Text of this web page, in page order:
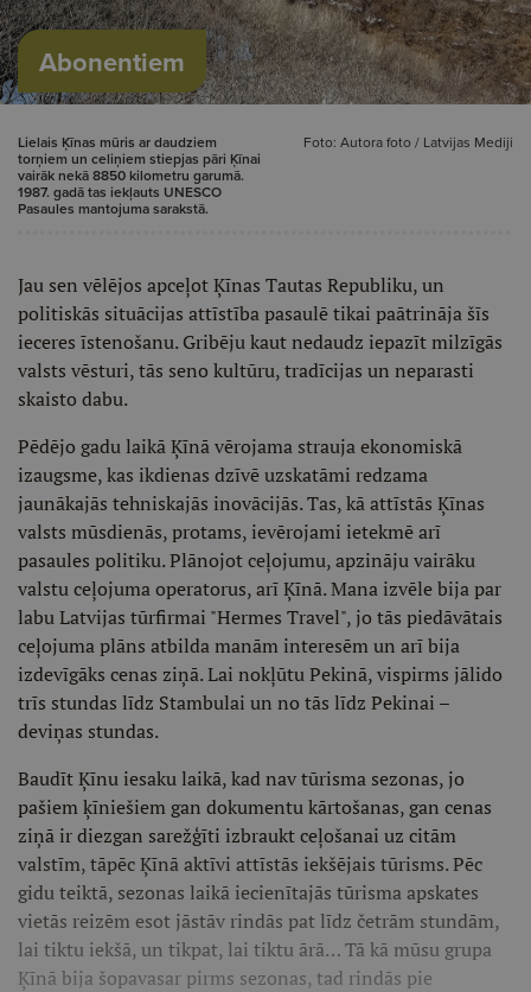
Abonentiem
Lielais Ķīnas mūris ar daudziem
torņiem un celiņiem stiepjas pāri Ķīnai
vairāk nekā 8850 kilometru garumā.
1987. gadā tas iekļauts UNESCO
Pasaules mantojuma sarakstā.
Foto: Autora foto / Latvijas Mediji
Jau sen vēlējos apceļot Ķīnas Tautas Republiku, un
politiskās situācijas attīstība pasaulē tikai paātrināja šīs
ieceres īstenošanu. Gribēju kaut nedaudz iepazīt milzīgās
valsts vēsturi, tās seno kultūru, tradīcijas un neparasti
skaisto dabu.
Pēdējo gadu laikā Ķīnā vērojama strauja ekonomiskā
izaugsme, kas ikdienas dzīvē uzskatāmi redzama
jaunākajās tehniskajās inovācijās. Tas, kā attīstās Ķīnas
valsts mūsdienās, protams, ievērojami ietekmē arī
pasaules politiku. Plānojot ceļojumu, apzināju vairāku
valstu ceļojuma operatorus, arī Ķīnā. Mana izvēle bija par
labu Latvijas tūrfirmai "Hermes Travel", jo tās piedāvātais
ceļojuma plāns atbilda manām interesēm un arī bija
izdevīgāks cenas ziņā. Lai nokļūtu Pekinā, vispirms jālido
trīs stundas līdz Stambulai un no tās līdz Pekinai –
deviņas stundas.
Baudīt Ķīnu iesaku laikā, kad nav tūrisma sezonas, jo
pašiem ķīniešiem gan dokumentu kārtošanas, gan cenas
ziņā ir diezgan sarežģīti izbraukt ceļošanai uz citām
valstīm, tāpēc Ķīnā aktīvi attīstās iekšējais tūrisms. Pēc
gidu teiktā, sezonas laikā iecienītajās tūrisma apskates
vietās reizēm esot jāstāv rindās pat līdz četrām stundām,
lai tiktu iekšā, un tikpat, lai tiktu ārā… Tā kā mūsu grupa
Ķīnā bija šopavasar pirms sezonas, tad rindās pie